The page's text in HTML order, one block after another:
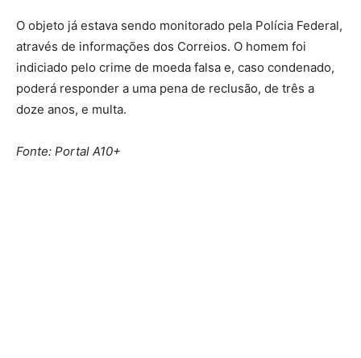
O objeto já estava sendo monitorado pela Polícia Federal,
através de informações dos Correios. O homem foi
indiciado pelo crime de moeda falsa e, caso condenado,
poderá responder a uma pena de reclusão, de três a
doze anos, e multa.
Fonte: Portal A10+